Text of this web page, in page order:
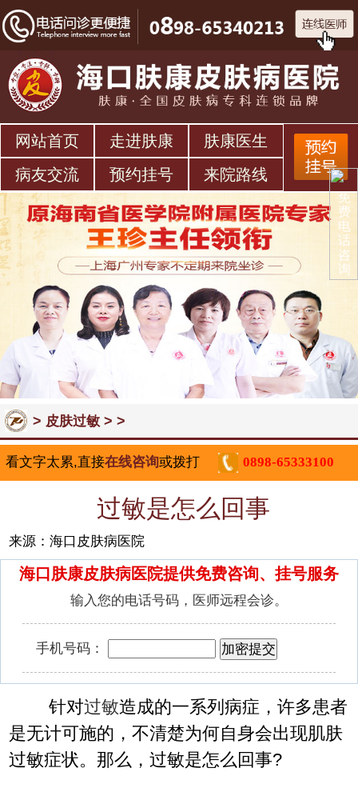
网站首页 走进肤康
肤康医生
病友交流
预约挂号 来院路线
> 皮肤过敏> >
看文字太累,直接在线咨询或拨打 0898-65333100
过敏是怎么回事
来源：海口皮肤病医院
海口肤康皮肤病医院提供免费咨询、挂号服务
输入您的电话号码，医师远程会诊。
手机号码：
针对过敏造成的一系列病症，许多患者
是无计可施的，不清楚为何自身会出现肌肤
过敏症状。那么，过敏是怎么回事?
免
费
电
话
咨
询